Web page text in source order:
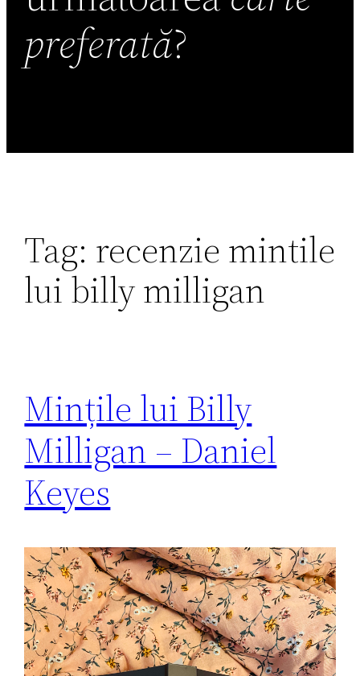
preferată?
Tag: recenzie mintile
lui billy milligan
Mințile lui Billy
Milligan – Daniel
Keyes